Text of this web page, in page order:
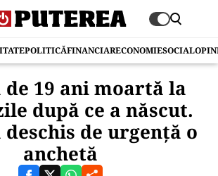
POLITICĂFINANCIARECONOMIESOCIAL
de 19 ani moartă la
după ce a născut.
de urgenţă o
anchetă